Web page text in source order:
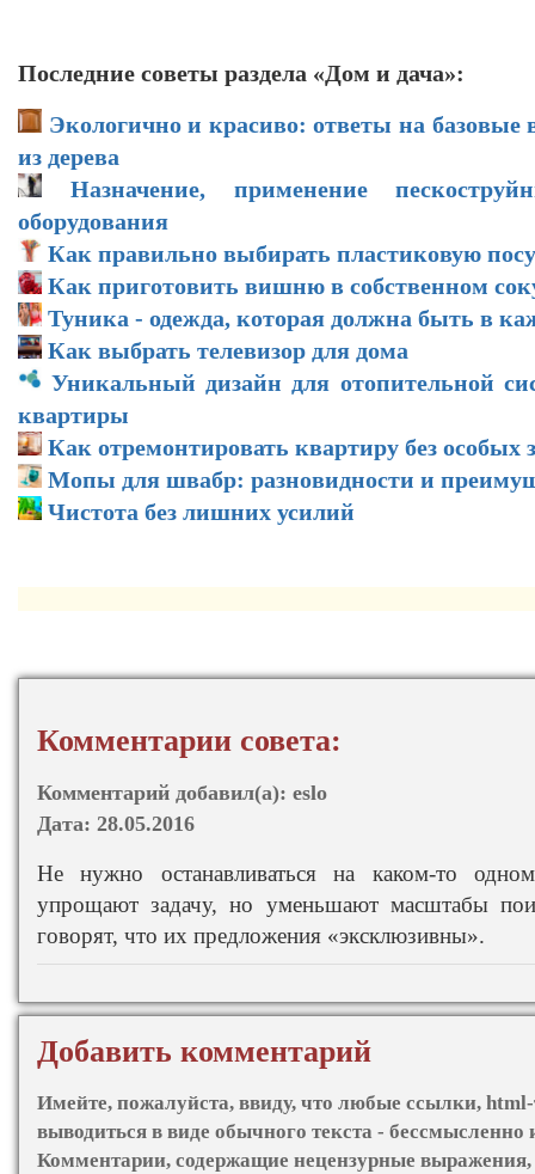
Последние советы раздела «Дом и дача»:
Экологично и красиво: ответы на базовые
из дерева
Назначение, применение
оборудования
Как правильно выбирать пластиковую
Как приготовить вишню в собственном
Туника - одежда, которая должна быть в
Как выбрать телевизор для дома
Уникальный дизайн для отопительной
квартиры
Как отремонтировать квартиру без особых
Мопы для швабр: разновидности и
Чистота без лишних усилий
Комментарии совета:
Комментарий добавил(а): eslo
Дата: 28.05.2016
Не нужно останавливаться на каком-то
упрощают задачу, но уменьшают масштабы
говорят, что их предложения «эксклюзивны».
Добавить комментарий
Имейте, пожалуйста, ввиду, что любые ссылки,
выводиться в виде обычного текста - бессмысленно
Комментарии, содержащие нецензурные